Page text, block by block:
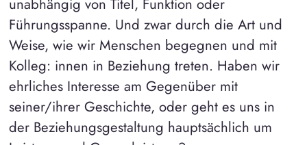
Führungsspanne. Und zwar durch die Art und
Weise, wie wir Menschen begegnen und mit
Kolleg: innen in Beziehung treten. Haben wir
ehrliches Interesse am Gegenüber mit
seiner/ihrer Geschichte, oder geht es uns in
der Beziehungsgestaltung hauptsächlich um